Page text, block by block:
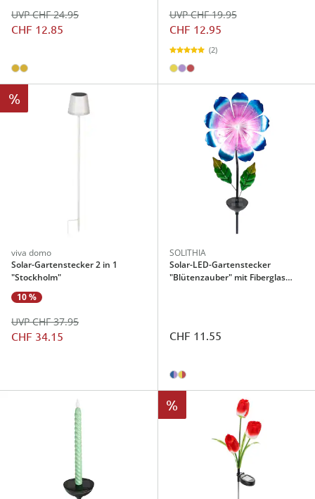
CHF 12.85
UVP CHF 24.95
CHF 12.95
UVP CHF 19.95
(2)
%
viva domo
Solar-Gartenstecker 2 in 1
"Stockholm"
10 %
CHF 34.15
UVP CHF 37.95
SOLITHIA
Solar-LED-Gartenstecker
"Blütenzauber" mit Fiberglas
CHF 11.55
%